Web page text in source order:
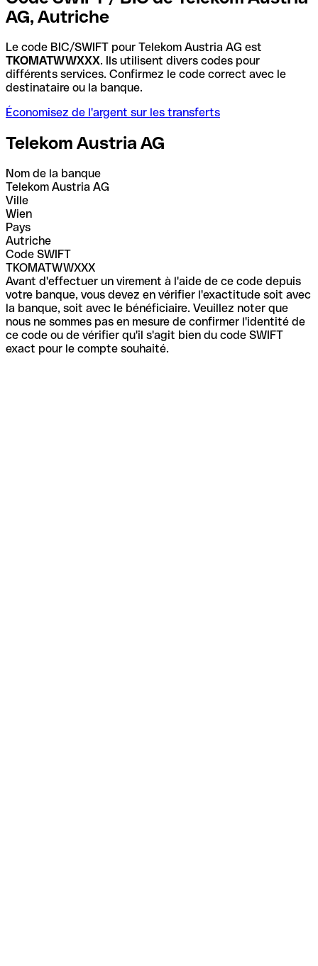
AG, Autriche
Le code BIC/SWIFT pour Telekom Austria AG est
TKOMATWWXXX. Ils utilisent divers codes pour
différents services. Confirmez le code correct avec le
destinataire ou la banque.
Économisez de l'argent sur les transferts
Telekom Austria AG
Nom de la banque
Telekom Austria AG
Ville
Wien
Pays
Autriche
Code SWIFT
TKOMATWWXXX
Avant d'effectuer un virement à l'aide de ce code depuis
votre banque, vous devez en vérifier l'exactitude soit avec
la banque, soit avec le bénéficiaire. Veuillez noter que
nous ne sommes pas en mesure de confirmer l'identité de
ce code ou de vérifier qu'il s'agit bien du code SWIFT
exact pour le compte souhaité.